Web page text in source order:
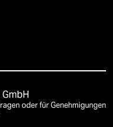
oder für Genehmigungen